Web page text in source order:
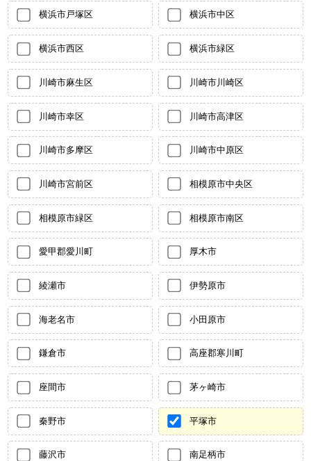
横浜市戸塚区 横浜市中区
横浜市西区 横浜市緑区
川崎市麻生区 川崎市川崎区
川崎市幸区 川崎市高津区
川崎市多摩区 川崎市中原区
川崎市宮前区 相模原市中央区
相模原市緑区 相模原市南区
愛甲郡愛川町 厚木市
綾瀬市 伊勢原市
海老名市 小田原市
鎌倉市 高座郡寒川町
座間市 茅ヶ崎市
秦野市 平塚市
藤沢市 南足柄市